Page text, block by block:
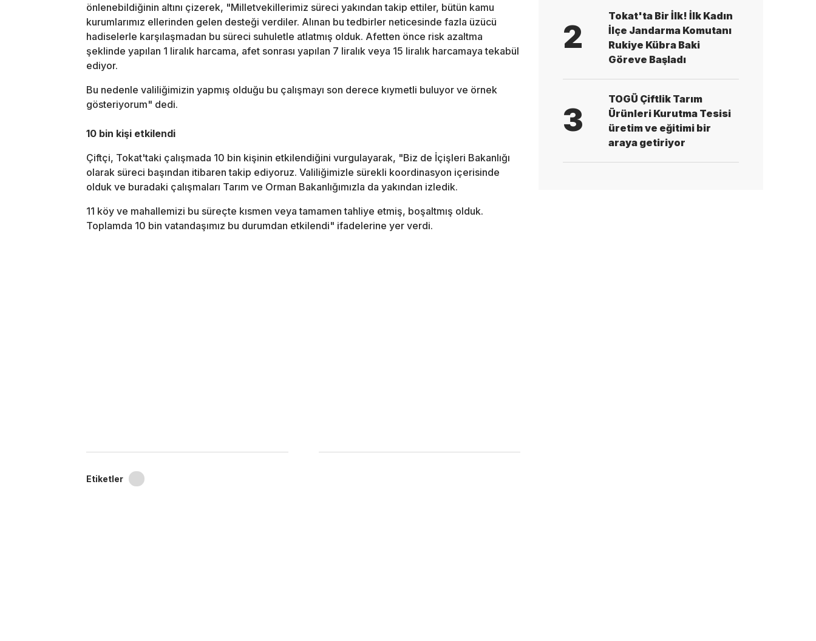
önlenebildiğinin altını çizerek, "Milletvekillerimiz süreci yakından takip ettiler, bütün kamu
kurumlarımız ellerinden gelen desteği verdiler. Alınan bu tedbirler neticesinde fazla üzücü
hadiselerle karşılaşmadan bu süreci suhuletle atlatmış olduk. Afetten önce risk azaltma
şeklinde yapılan 1 liralık harcama, afet sonrası yapılan 7 liralık veya 15 liralık harcamaya tekabül
ediyor.
Bu nedenle valiliğimizin yapmış olduğu bu çalışmayı son derece kıymetli buluyor ve örnek
gösteriyorum" dedi.
10 bin kişi etkilendi
Çiftçi, Tokat'taki çalışmada 10 bin kişinin etkilendiğini vurgulayarak, "Biz de İçişleri Bakanlığı
olarak süreci başından itibaren takip ediyoruz. Valiliğimizle sürekli koordinasyon içerisinde
olduk ve buradaki çalışmaları Tarım ve Orman Bakanlığımızla da yakından izledik.
11 köy ve mahallemizi bu süreçte kısmen veya tamamen tahliye etmiş, boşaltmış olduk.
Toplamda 10 bin vatandaşımız bu durumdan etkilendi" ifadelerine yer verdi.
Etiketler
2
Tokat'ta Bir İlk! İlk Kadın
İlçe Jandarma Komutanı
Rukiye Kübra Baki
Göreve Başladı
3
TOGÜ Çiftlik Tarım
Ürünleri Kurutma Tesisi
üretim ve eğitimi bir
araya getiriyor